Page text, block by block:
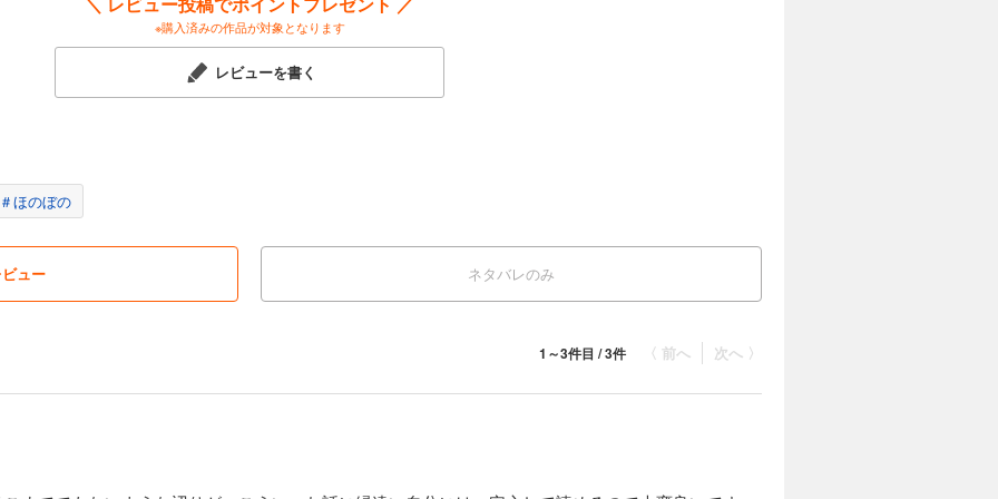
※購入済みの作品が対象となります
レビューを書く
＃ほのぼの
ュー ネタバレのみ
次へ 〉
〈 前へ
1～3件目 / 3件